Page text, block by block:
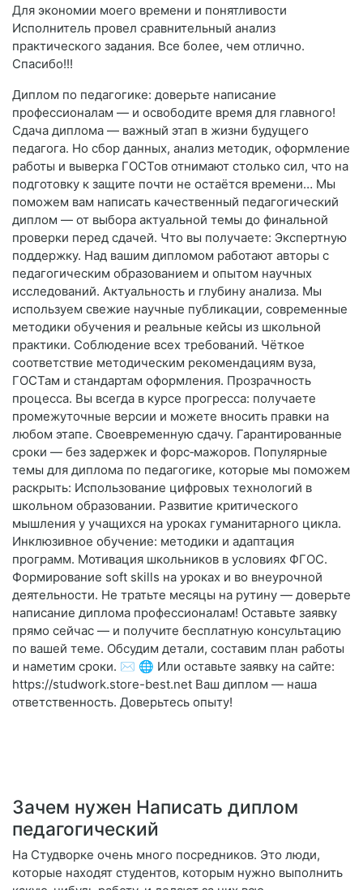
Для экономии моего времени и понятливости
Исполнитель провел сравнительный анализ
практического задания. Все более, чем отлично.
Спасибо!!!
Диплом по педагогике: доверьте написание
профессионалам — и освободите время для главного!
Сдача диплома — важный этап в жизни будущего
педагога. Но сбор данных, анализ методик, оформление
работы и выверка ГОСТов отнимают столько сил, что на
подготовку к защите почти не остаётся времени… Мы
поможем вам написать качественный педагогический
диплом — от выбора актуальной темы до финальной
проверки перед сдачей. Что вы получаете: Экспертную
поддержку. Над вашим дипломом работают авторы с
педагогическим образованием и опытом научных
исследований. Актуальность и глубину анализа. Мы
используем свежие научные публикации, современные
методики обучения и реальные кейсы из школьной
практики. Соблюдение всех требований. Чёткое
соответствие методическим рекомендациям вуза,
ГОСТам и стандартам оформления. Прозрачность
процесса. Вы всегда в курсе прогресса: получаете
промежуточные версии и можете вносить правки на
любом этапе. Своевременную сдачу. Гарантированные
сроки — без задержек и форс‑мажоров. Популярные
темы для диплома по педагогике, которые мы поможем
раскрыть: Использование цифровых технологий в
школьном образовании. Развитие критического
мышления у учащихся на уроках гуманитарного цикла.
Инклюзивное обучение: методики и адаптация
программ. Мотивация школьников в условиях ФГОС.
Формирование soft skills на уроках и во внеурочной
деятельности. Не тратьте месяцы на рутину — доверьте
написание диплома профессионалам! Оставьте заявку
прямо сейчас — и получите бесплатную консультацию
по вашей теме. Обсудим детали, составим план работы
и наметим сроки. ✉️ 🌐 Или оставьте заявку на сайте:
https://studwork.store-best.net Ваш диплом — наша
ответственность. Доверьтесь опыту!
Зачем нужен Написать диплом
педагогический
На Студворке очень много посредников. Это люди,
которые находят студентов, которым нужно выполнить